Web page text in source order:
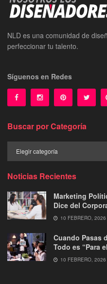
NLD es una comunidad de
perfeccionar tu talento.
Síguenos en Redes
Buscar por Categoría
por
Noticias Recientes
Marketing
Dice del
10 FEBRERO, 2026
Cuando Pasas
Todo es “Para
10 FEBRERO, 2026